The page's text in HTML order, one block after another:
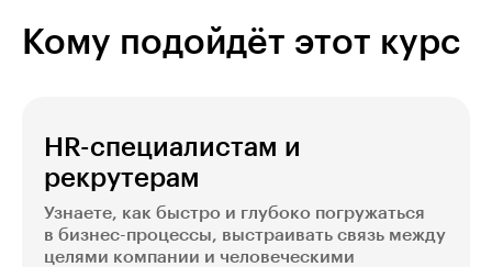
Кому подойдёт этот курс
HR-специалистам и
рекрутерам
Узнаете, как быстро и глубоко погружаться
в бизнес-процессы, выстраивать связь между
целями компании и человеческими